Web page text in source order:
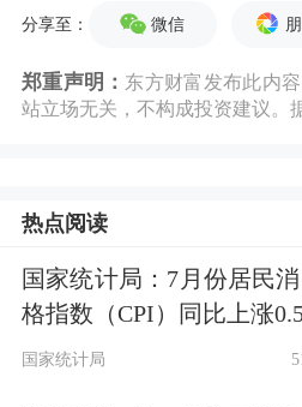
会议指出，应急管理
财产安全，关乎改革
协同应对机制，推动
格局。要突出风险源
预报预警，提升本质
分享至： 微信
郑重声明： 东方财富发布此内
站立场无关，不构成投资建议。
热点阅读
国家统计局：7月份居民
格指数（CPI）同比上涨
国家统计局